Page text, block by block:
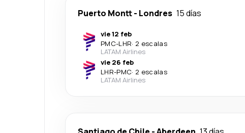
Puerto Montt- Londres 15 días
vie 12 feb
PMC-LHR· 2 escalas
LATAM Airlines
vie 26 feb
LHR-PMC· 2 escalas
LATAM Airlines